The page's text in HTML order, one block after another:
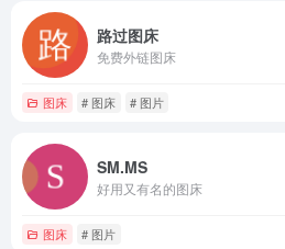
路过图床
免费外链图床
图床 # 图床 # 图片
SM.MS
好用又有名的图床
图床 # 图片